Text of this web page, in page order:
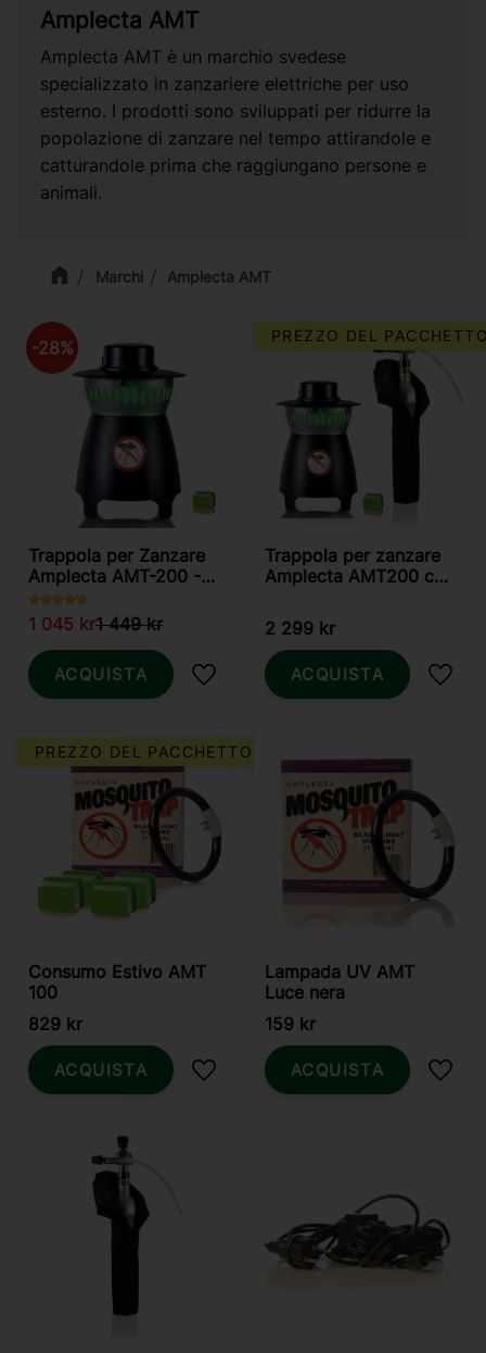
Marchi Amplecta AMT
Amplecta AMT
Amplecta AMT è un marchio svedese
specializzato in zanzariere elettriche per uso
esterno. I prodotti sono sviluppati per ridurre la
popolazione di zanzare nel tempo attirandole e
catturandole prima che raggiungano persone e
animali.
Trappola per Zanzare
Amplecta AMT-200 -
Zanzare e Zanzaretta
1 045 kr1 449kr
28%
Aggiungi ai preferiti
ACQUISTA
Trappola per zanzare
Amplecta AMT200 con
2 299 kr
PREZZO DEL
ACQUISTA
Consumo Estivo AMT
100
829 kr
PREZZO DEL PACCHETTO
Aggiungi ai preferiti
ACQUISTA
Lampada UV AMT
Luce nera
159 kr
ACQUISTA